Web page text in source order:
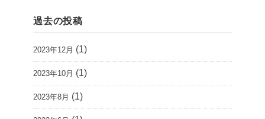
過去の投稿
2023年12月 (1)
2023年10月 (1)
2023年8月 (1)